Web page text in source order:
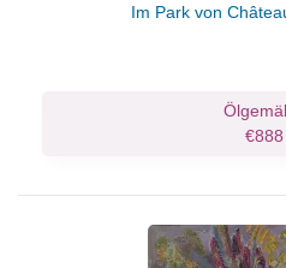
Im Park von
€888